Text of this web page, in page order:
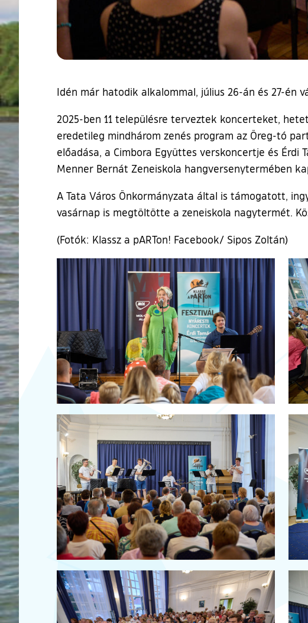
Idén már hatodik alkalommal, július 26-án és 27-én
2025-ben 11 településre terveztek koncerteket,
eredetileg mindhárom zenés program az Öreg-tó
előadása, a Cimbora Együttes verskoncertje és Érdi
Menner Bernát Zeneiskola hangversenytermében
A Tata Város Önkormányzata által is támogatott,
vasárnap is megtöltötte a zeneiskola nagytermét.
(Fotók: Klassz a pARTon! Facebook/ Sipos Zoltán)
Ugrás a galéria utánra